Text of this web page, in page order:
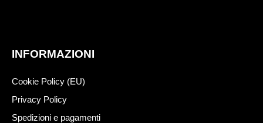
INFORMAZIONI
Cookie Policy (EU)
Privacy Policy
Spedizioni e pagamenti